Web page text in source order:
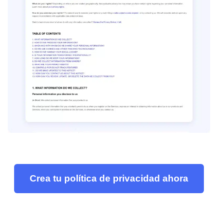
Crea tu política de privacidad ahora